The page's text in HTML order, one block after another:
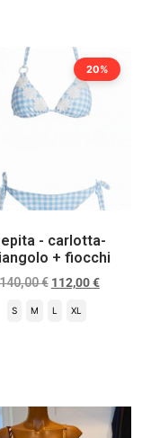
20%
- carlotta-
+ fiocchi
140,00€ 112,00€
S M L XL